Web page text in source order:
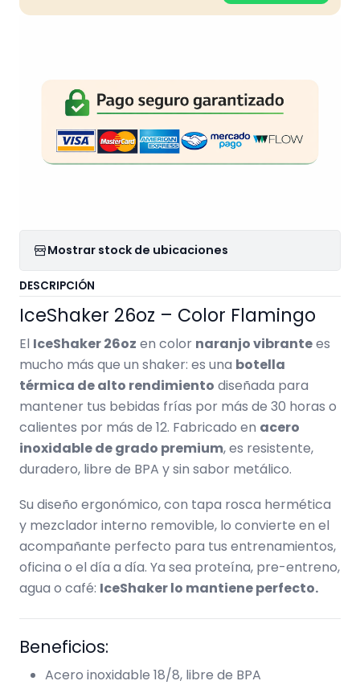
Mostrar stock de ubicaciones
DESCRIPCIÓN
IceShaker 26oz – Color Flamingo
El IceShaker 26oz en color naranjo vibrantees
mucho más que un shaker: es una botella
térmica de alto rendimiento diseñada para
mantener tus bebidas frías por más de 30 horas o
calientes por más de 12. Fabricado en acero
inoxidable de grado premium, es resistente,
duradero, libre de BPA y sin sabor metálico.
Su diseño ergonómico, con tapa rosca hermética
y mezclador interno removible, lo convierte en el
acompañante perfecto para tus entrenamientos,
oficina o el día a día. Ya sea proteína, pre-entreno,
agua o café: IceShaker lo mantiene perfecto.
Beneficios:
Acero inoxidable 18/8, libre de BPA